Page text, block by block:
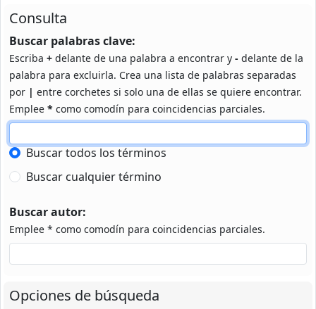
Consulta
Buscar palabras clave:
Escriba + delante de una palabra a encontrar y - delante de la
palabra para excluirla. Crea una lista de palabras separadas
por | entre corchetes si solo una de ellas se quiere encontrar.
Emplee * como comodín para coincidencias parciales.
Buscar todos los términos
Buscar cualquier término
Buscar autor:
Emplee * como comodín para coincidencias parciales.
Opciones de búsqueda